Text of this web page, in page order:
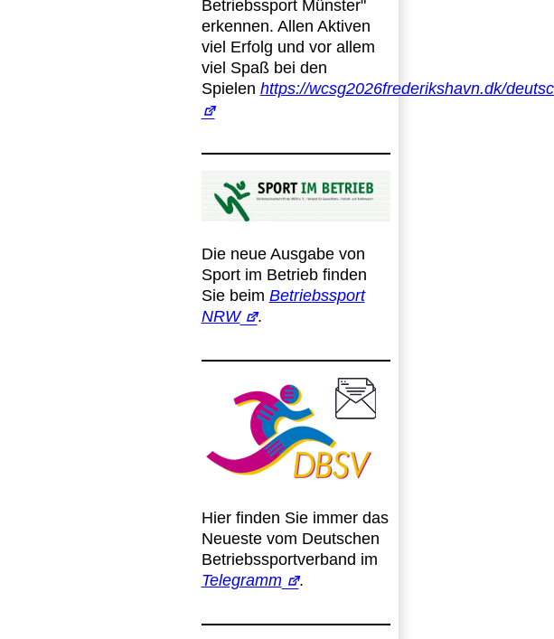
Betriebssport Münster"
erkennen. Allen Aktiven
viel Erfolg und vor allem
viel Spaß bei den
Spielen https://wcsg2026frederikshavn.dk/
Die neue Ausgabe von
Sport im Betrieb finden
Sie beim Betriebssport
NRW
.
Hier finden Sie immer das
Neueste vom Deutschen
Betriebssportverband im
Telegramm
.